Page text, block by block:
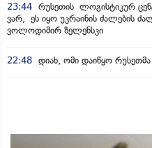
23:44 რუსეთის ლოგისტიკურ
ვარ, ეს იყო უკრაინის ძალების
ვოლოდიმირ ზელენსკი
22:48 დიახ, ომი დაიწყო